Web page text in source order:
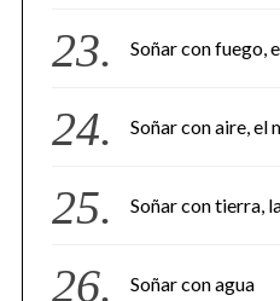
Soñar con fuego,
Soñar con aire, el
Soñar con tierra,
Soñar con agua